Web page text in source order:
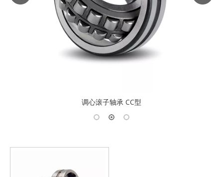
调心滚子轴承 CC型